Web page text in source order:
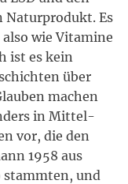
Naturprodukt. Es
wie Vitamine
ist es kein
über
machen
in Mittel-
vor, die den
1958 aus
stammten, und